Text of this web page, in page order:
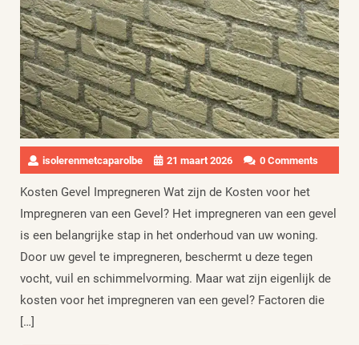
isolerenmetcaparolbe 21 maart 2026 0 Comments
Kosten Gevel Impregneren Wat zijn de Kosten voor het
Impregneren van een Gevel? Het impregneren van een gevel
is een belangrijke stap in het onderhoud van uw woning.
Door uw gevel te impregneren, beschermt u deze tegen
vocht, vuil en schimmelvorming. Maar wat zijn eigenlijk de
kosten voor het impregneren van een gevel? Factoren die
[…]